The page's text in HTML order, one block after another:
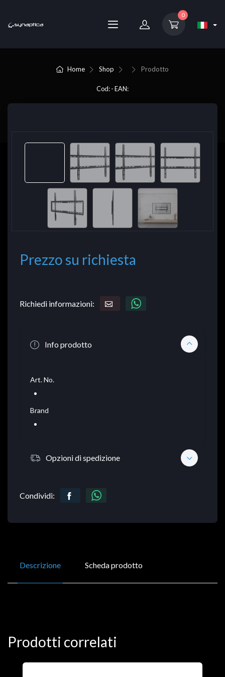
0
Home Shop Prodotto
Cod: - EAN:
Prezzo su richiesta
Richiedi informazioni:
Info prodotto
Art. No.
Brand
Opzioni di spedizione
Condividi:
Descrizione Scheda prodotto
Prodotti correlati